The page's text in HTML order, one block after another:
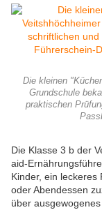
Die kleinen
Grundschule
praktischen
Die Klasse 3 b der
aid-
Kinder, ein leckeres
oder Abendessen
über